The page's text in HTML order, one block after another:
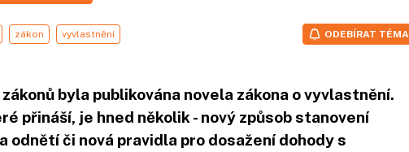
zákon vyvlastnění ODEBÍRAT TÉMA
byla publikována novela zákona o vyvlastnění.
přináší, je hned několik - nový způsob stanovení
odnětí či nová pravidla pro dosažení dohody s